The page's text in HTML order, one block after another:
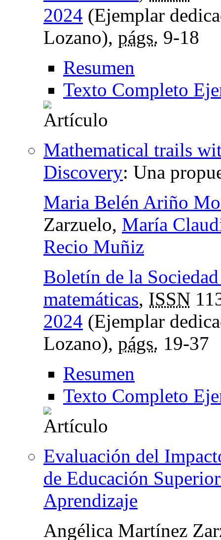
2024 (Ejemplar
Lozano), págs. 9-18
Resumen
Texto Completo
Mathematical trails
Discovery: Una
Maria Belén Ariño
Zarzuelo, María
Recio Muñiz
Boletín de la
matemáticas, ISSN
2024 (Ejemplar
Lozano), págs. 19-37
Resumen
Texto Completo
Evaluación del
de Educación
Aprendizaje
Angélica Martínez